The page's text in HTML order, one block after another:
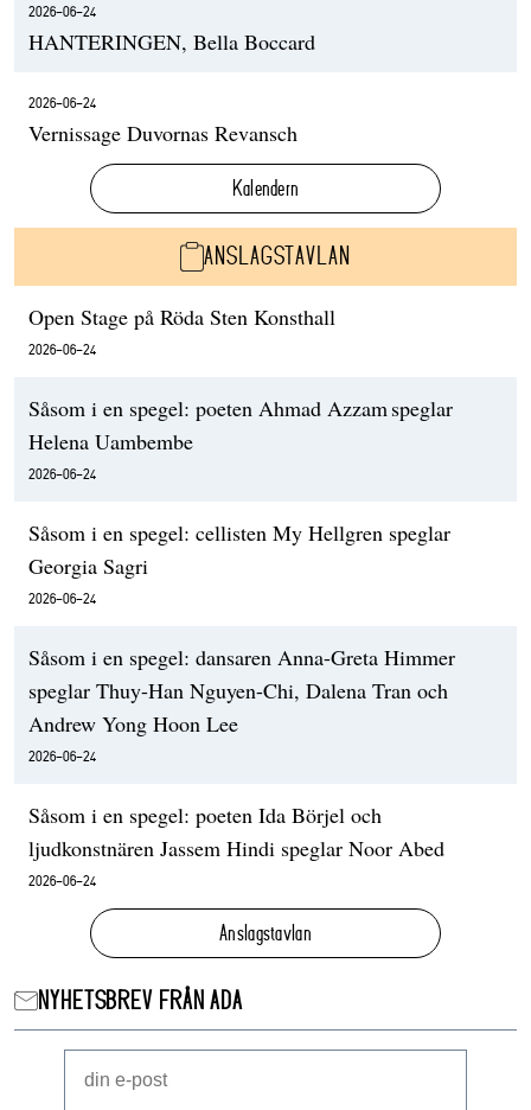
2026-06-24
HANTERINGEN, Bella Boccard
2026-06-24
Vernissage Duvornas Revansch
Kalendern
ANSLAGSTAVLAN
Open Stage på Röda Sten Konsthall
2026-06-24
Såsom i en spegel: poeten Ahmad Azzam speglar
Helena Uambembe
2026-06-24
Såsom i en spegel: cellisten My Hellgren speglar
Georgia Sagri
2026-06-24
Såsom i en spegel: dansaren Anna-Greta Himmer
speglar Thuy-Han Nguyen-Chi, Dalena Tran och
Andrew Yong Hoon Lee
2026-06-24
Såsom i en spegel: poeten Ida Börjel och
ljudkonstnären Jassem Hindi speglar Noor Abed
2026-06-24
Anslagstavlan
NYHETSBREV FRÅN ADA